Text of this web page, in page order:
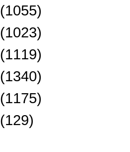
(1055)
(1023)
(1119)
(1340)
(1175)
(129)